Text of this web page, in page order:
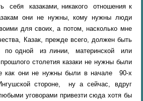
себя казаками, никакого отношения к
они не нужны, кому нужны люди
для своих, а потом, насколько мне
Казак, прежде всего, должен быть
по одной из линии, материнской или
столетия казаки не нужны были
как они не нужны были в начале 90-х
стороне, ну а сейчас, вдруг
уговорами привезти сюда хотя бы